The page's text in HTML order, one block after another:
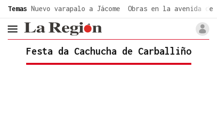
Temas Nuevo varapalo a Jácome Obras en la avenida de
header.menu.open
Festa da Cachucha de Carballiño